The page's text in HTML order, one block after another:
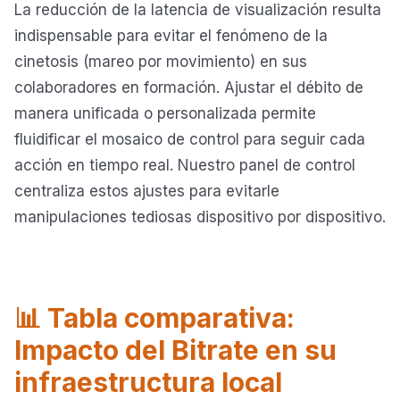
La reducción de la latencia de visualización resulta
indispensable para evitar el fenómeno de la
cinetosis (mareo por movimiento) en sus
colaboradores en formación. Ajustar el débito de
manera unificada o personalizada permite
fluidificar el mosaico de control para seguir cada
acción en tiempo real. Nuestro panel de control
centraliza estos ajustes para evitarle
manipulaciones tediosas dispositivo por dispositivo.
📊 Tabla comparativa:
Impacto del Bitrate en su
infraestructura local